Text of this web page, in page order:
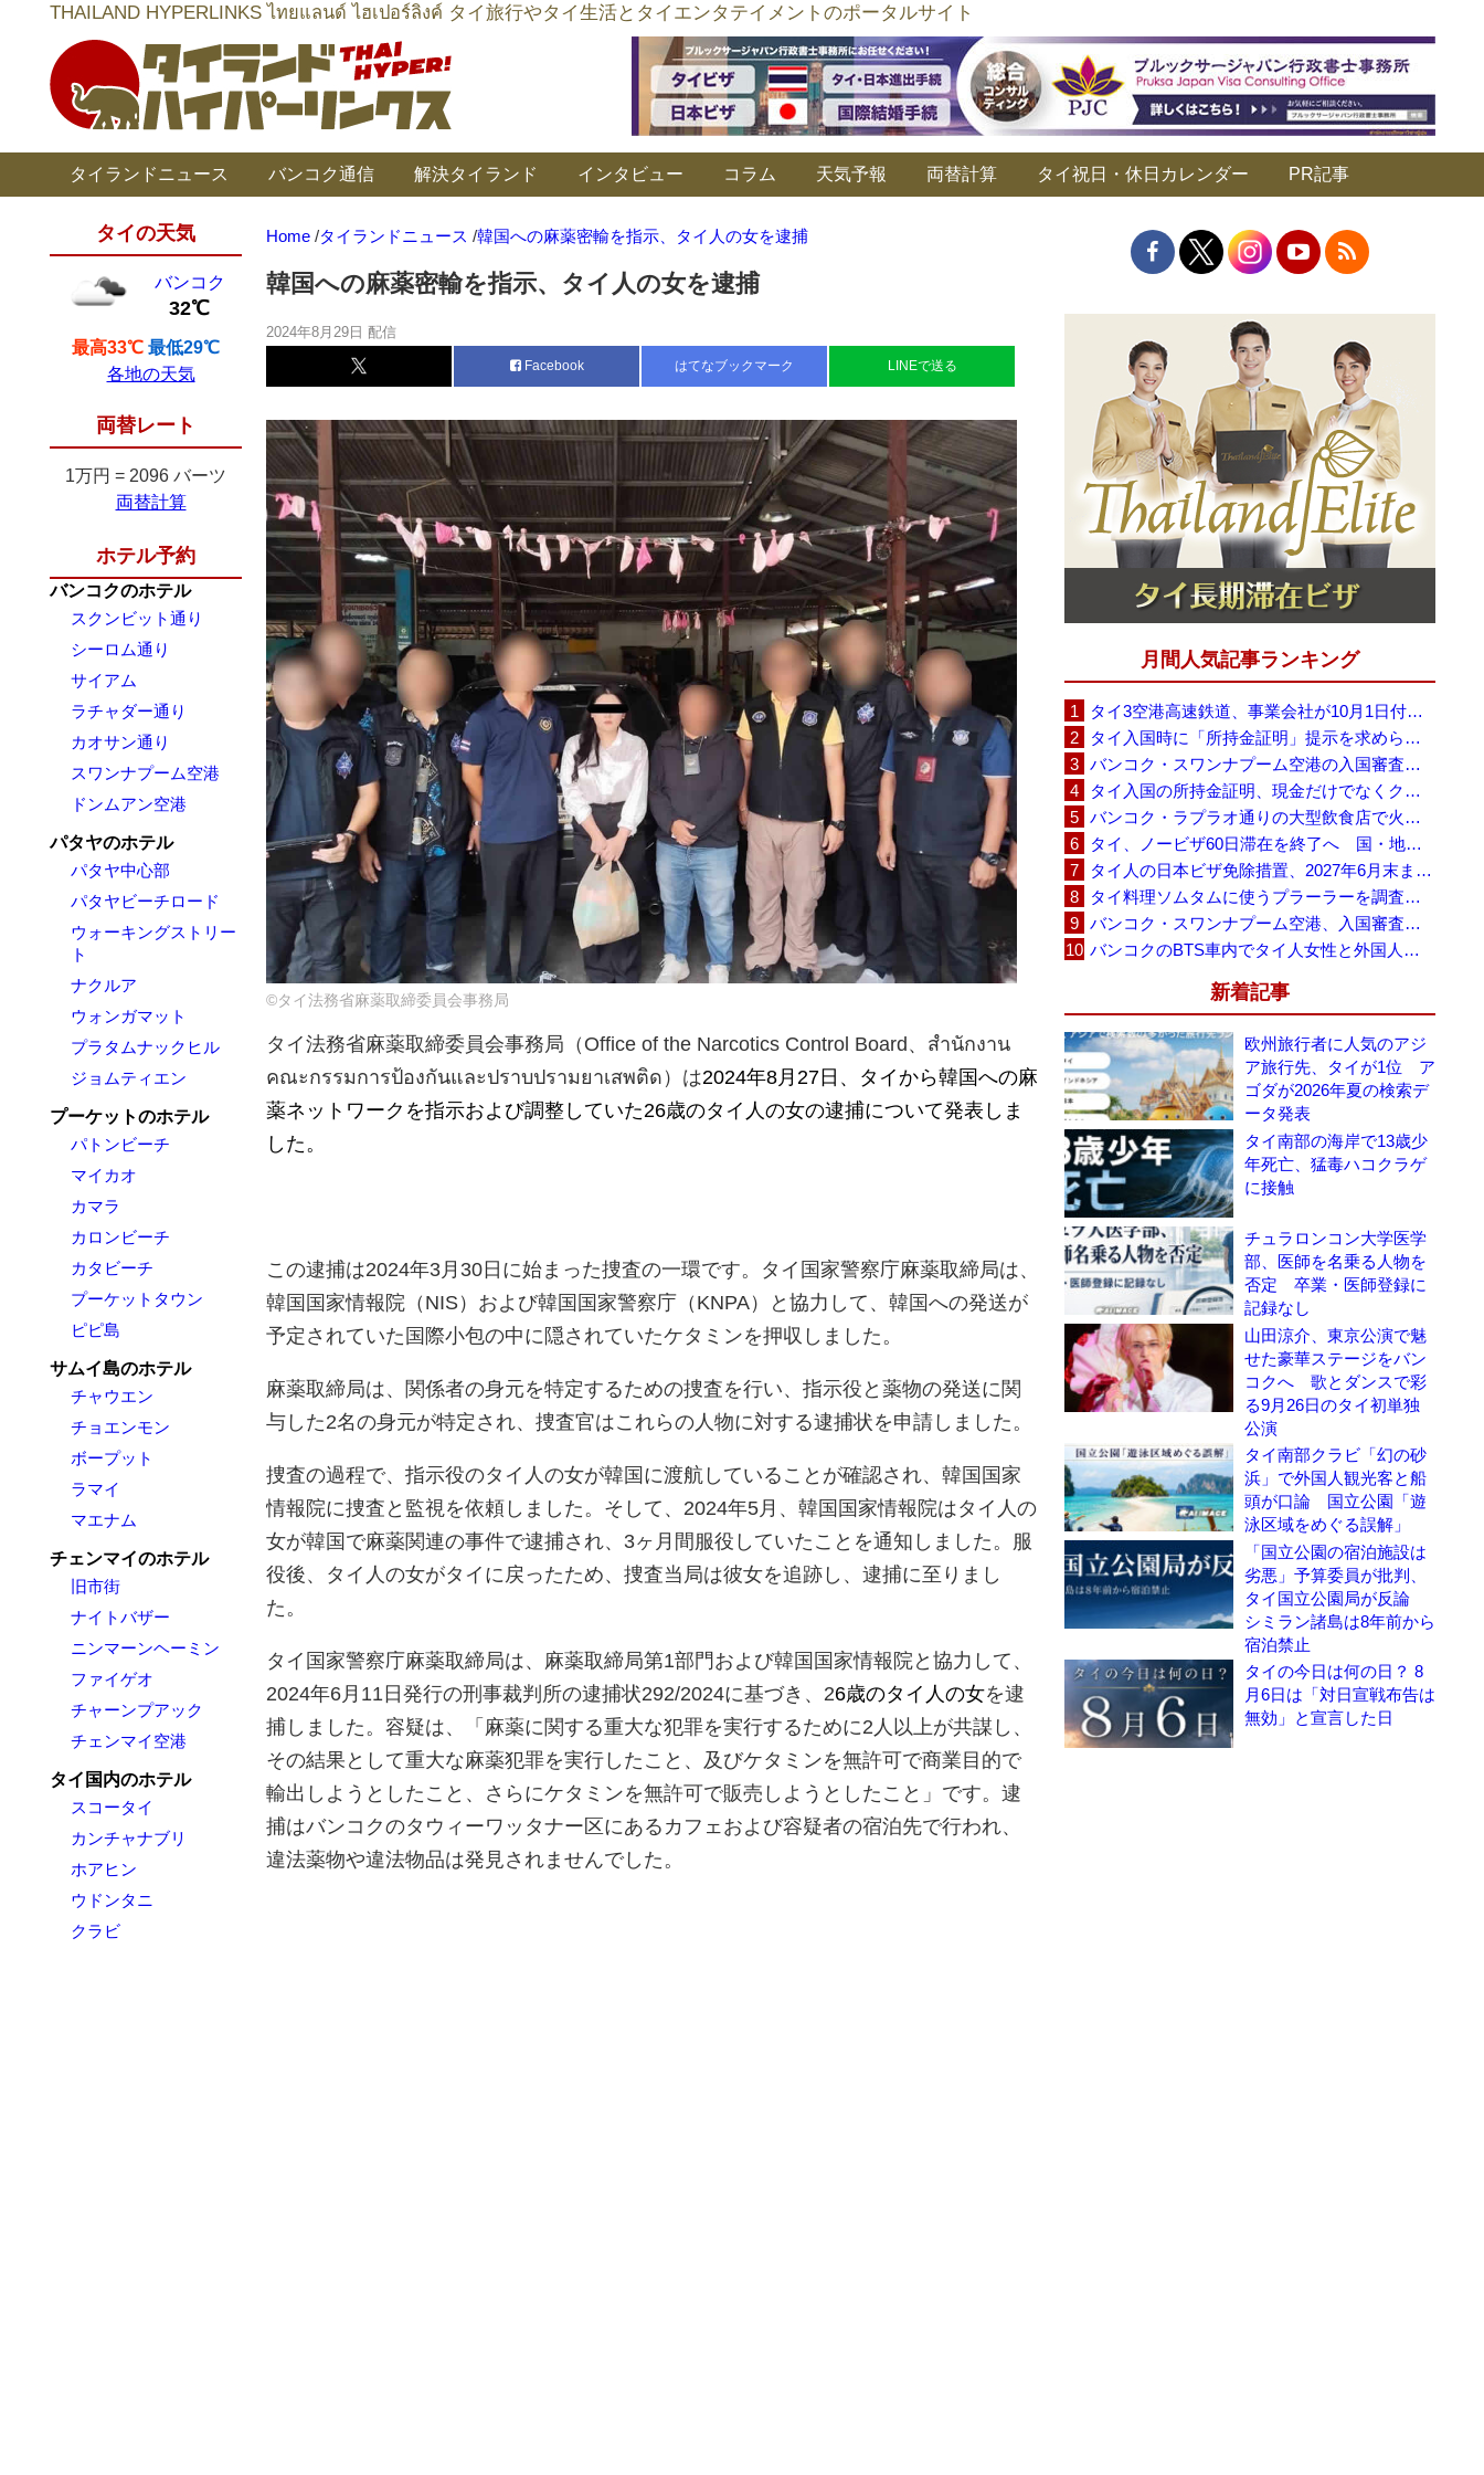
THAILAND HYPERLINKS ไทยแลนด์ ไฮเปอร์ลิงค์ タイ旅行やタイ生活とタイエンタテイメントのポータルサイト
タイランドニュース バンコク通信 解決タイランド インタビュー コラム 天気予報 両替計算 タイ祝日・休日カレンダー PR記事
タイの天気
バンコク
32℃
最高33℃ 最低29℃
各地の天気
両替レート
1万円 = 2096 バーツ
両替計算
ホテル予約
バンコクのホテル
スクンビット通り
シーロム通り
サイアム
ラチャダー通り
カオサン通り
スワンナプーム空港
ドンムアン空港
パタヤのホテル
パタヤ中心部
パタヤビーチロード
ウォーキングストリー
ト
ナクルア
ウォンガマット
プラタムナックヒル
ジョムティエン
プーケットのホテル
パトンビーチ
マイカオ
カマラ
カロンビーチ
カタビーチ
プーケットタウン
ピピ島
サムイ島のホテル
チャウエン
チョエンモン
ボープット
ラマイ
マエナム
チェンマイのホテル
旧市街
ナイトバザー
ニンマーンヘーミン
ファイゲオ
チャーンプアック
チェンマイ空港
タイ国内のホテル
スコータイ
カンチャナブリ
ホアヒン
ウドンタニ
クラビ
Home /タイランドニュース /韓国への麻薬密輸を指示、タイ人の女を逮捕
韓国への麻薬密輸を指示、タイ人の女を逮捕
2024年8月29日 配信
Facebook はてなブックマーク LINEで送る
©タイ法務省麻薬取締委員会事務局
タイ法務省麻薬取締委員会事務局（Office of the Narcotics Control Board、สำนักงาน
คณะกรรมการป้องกันและปราบปรามยาเสพติด）は2024年8月27日、タイから韓国への麻
薬ネットワークを指示および調整していた26歳のタイ人の女の逮捕について発表しま
した。
この逮捕は2024年3月30日に始まった捜査の一環です。タイ国家警察庁麻薬取締局は、
韓国国家情報院（NIS）および韓国国家警察庁（KNPA）と協力して、韓国への発送が
予定されていた国際小包の中に隠されていたケタミンを押収しました。
麻薬取締局は、関係者の身元を特定するための捜査を行い、指示役と薬物の発送に関
与した2名の身元が特定され、捜査官はこれらの人物に対する逮捕状を申請しました。
捜査の過程で、指示役のタイ人の女が韓国に渡航していることが確認され、韓国国家
情報院に捜査と監視を依頼しました。そして、2024年5月、韓国国家情報院はタイ人の
女が韓国で麻薬関連の事件で逮捕され、3ヶ月間服役していたことを通知しました。服
役後、タイ人の女がタイに戻ったため、捜査当局は彼女を追跡し、逮捕に至りまし
た。
タイ国家警察庁麻薬取締局は、麻薬取締局第1部門および韓国国家情報院と協力して、
2024年6月11日発行の刑事裁判所の逮捕状292/2024に基づき、26歳のタイ人の女を逮
捕しました。容疑は、「麻薬に関する重大な犯罪を実行するために2人以上が共謀し、
その結果として重大な麻薬犯罪を実行したこと、及びケタミンを無許可で商業目的で
輸出しようとしたこと、さらにケタミンを無許可で販売しようとしたこと」です。逮
捕はバンコクのタウィーワッタナー区にあるカフェおよび容疑者の宿泊先で行われ、
違法薬物や違法物品は発見されませんでした。
月間人気記事ランキング
タイ3空港高速鉄道、事業会社が10月1日付の契約終了を通知 「現時点での撤退決定ではない」
タイ入国時に「所持金証明」提示を求められる場合も、タイ政府観光庁が外国人旅行者に再周知
バンコク・スワンナプーム空港の入国審査に長蛇の列、SNSで「3～4時間待ち」との投稿が拡散
タイ入国の所持金証明、現金だけでなくクレジットカードや銀行明細も提示可能
バンコク・ラプラオ通りの大型飲食店で火災、27人死亡・多数負傷
タイ、ノービザ60日滞在を終了へ 国・地域別に30日・15日へ再編
タイ人の日本ビザ免除措置、2027年6月末まで延長 不安広がる中でひとまず安堵
タイ料理ソムタムに使うプラーラーを調査へ、大学新入生4,233人が肝吸虫感染
バンコク・スワンナプーム空港、入国審査で2～3時間待ちの時間帯も 審査厳格化と人員不足が影響か
バンコクのBTS車内でタイ人女性と外国人学生グループが口論、騒音めぐる動画が拡散
新着記事
欧州旅行者に人気のアジ
ア旅行先、タイが1位 ア
ゴダが2026年夏の検索デ
ータ発表
タイ南部の海岸で13歳少
年死亡、猛毒ハコクラゲ
に接触
チュラロンコン大学医学
部、医師を名乗る人物を
否定 卒業・医師登録に
記録なし
山田涼介、東京公演で魅
せた豪華ステージをバン
コクへ 歌とダンスで彩
る9月26日のタイ初単独
公演
タイ南部クラビ「幻の砂
浜」で外国人観光客と船
頭が口論 国立公園「遊
泳区域をめぐる誤解」
「国立公園の宿泊施設は
劣悪」予算委員が批判、
タイ国立公園局が反論
シミラン諸島は8年前から
宿泊禁止
タイの今日は何の日？ 8
月6日は「対日宣戦布告は
無効」と宣言した日